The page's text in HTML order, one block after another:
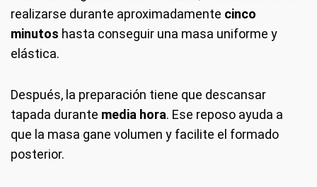
realizarse durante aproximadamente cinco
minutos hasta conseguir una masa uniforme y
elástica.
Después, la preparación tiene que descansar
tapada durante media hora. Ese reposo ayuda a
que la masa gane volumen y facilite el formado
posterior.